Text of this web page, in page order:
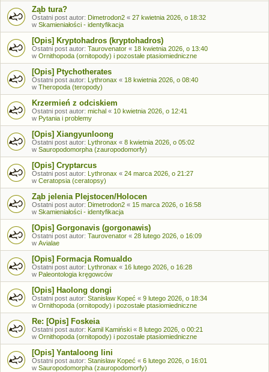
Ząb tura?
Ostatni post autor: Dimetrodon2 « 27 kwietnia 2026, o 18:32
w Skamieniałości - identyfikacja
[Opis] Kryptohadros (kryptohadros)
Ostatni post autor: Taurovenator « 18 kwietnia 2026, o 13:40
w Ornithopoda (ornitopody) i pozostałe ptasiomiedniczne
[Opis] Ptychotherates
Ostatni post autor: Lythronax « 18 kwietnia 2026, o 08:40
w Theropoda (teropody)
Krzermień z odciskiem
Ostatni post autor: michal « 10 kwietnia 2026, o 12:41
w Pytania i problemy
[Opis] Xiangyunloong
Ostatni post autor: Lythronax « 8 kwietnia 2026, o 05:02
w Sauropodomorpha (zauropodomorfy)
[Opis] Cryptarcus
Ostatni post autor: Lythronax « 24 marca 2026, o 21:27
w Ceratopsia (ceratopsy)
Ząb jelenia Plejstocen/Holocen
Ostatni post autor: Dimetrodon2 « 15 marca 2026, o 16:58
w Skamieniałości - identyfikacja
[Opis] Gorgonavis (gorgonawis)
Ostatni post autor: Taurovenator « 28 lutego 2026, o 16:09
w Avialae
[Opis] Formacja Romualdo
Ostatni post autor: Lythronax « 16 lutego 2026, o 16:28
w Paleontologia kręgowców
[Opis] Haolong dongi
Ostatni post autor: Stanisław Kopeć « 9 lutego 2026, o 18:34
w Ornithopoda (ornitopody) i pozostałe ptasiomiedniczne
Re: [Opis] Foskeia
Ostatni post autor: Kamil Kamiński « 8 lutego 2026, o 00:21
w Ornithopoda (ornitopody) i pozostałe ptasiomiedniczne
[Opis] Yantaloong lini
Ostatni post autor: Stanisław Kopeć « 6 lutego 2026, o 16:01
w Sauropodomorpha (zauropodomorfy)